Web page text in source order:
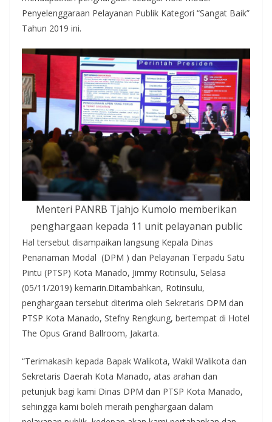
Penyelenggaraan Pelayanan Publik Kategori “Sangat Baik”
Tahun 2019 ini.
Menteri PANRB Tjahjo Kumolo memberikan
penghargaan kepada 11 unit pelayanan public
Hal tersebut disampaikan langsung Kepala Dinas
Penanaman Modal (DPM ) dan Pelayanan Terpadu Satu
Pintu (PTSP) Kota Manado, Jimmy Rotinsulu, Selasa
(05/11/2019) kemarin.Ditambahkan, Rotinsulu,
penghargaan tersebut diterima oleh Sekretaris DPM dan
PTSP Kota Manado, Stefny Rengkung, bertempat di Hotel
The Opus Grand Ballroom, Jakarta.
“Terimakasih kepada Bapak Walikota, Wakil Walikota dan
Sekretaris Daerah Kota Manado, atas arahan dan
petunjuk bagi kami Dinas DPM dan PTSP Kota Manado,
sehingga kami boleh meraih penghargaan dalam